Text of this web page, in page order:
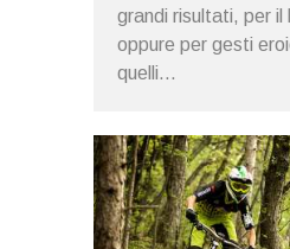
grandi risultati, per il
oppure per gesti
quelli...